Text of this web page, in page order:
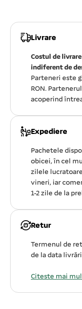
Livrare
Costul de livrare
indiferent de
Parteneri este
RON.
acoperind
Expediere
Pachetele
obicei, în cel
zilele
vineri, iar
1-2 zile de la
Retur
Termenul de
de la data
Citeste mai